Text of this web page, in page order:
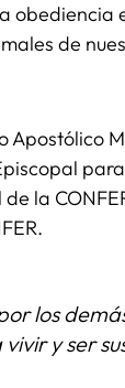
obediencia
de
Apostólico
la
los
y ser